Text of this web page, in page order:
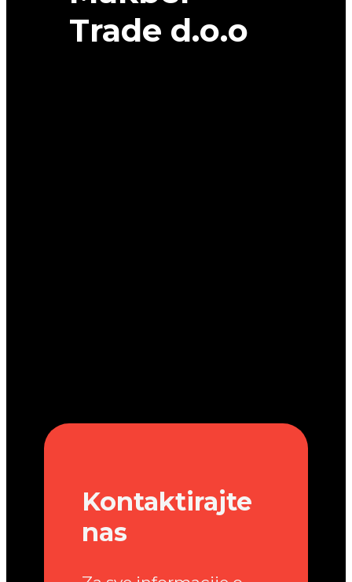
Trade d.o.o
Kontaktirajte
nas